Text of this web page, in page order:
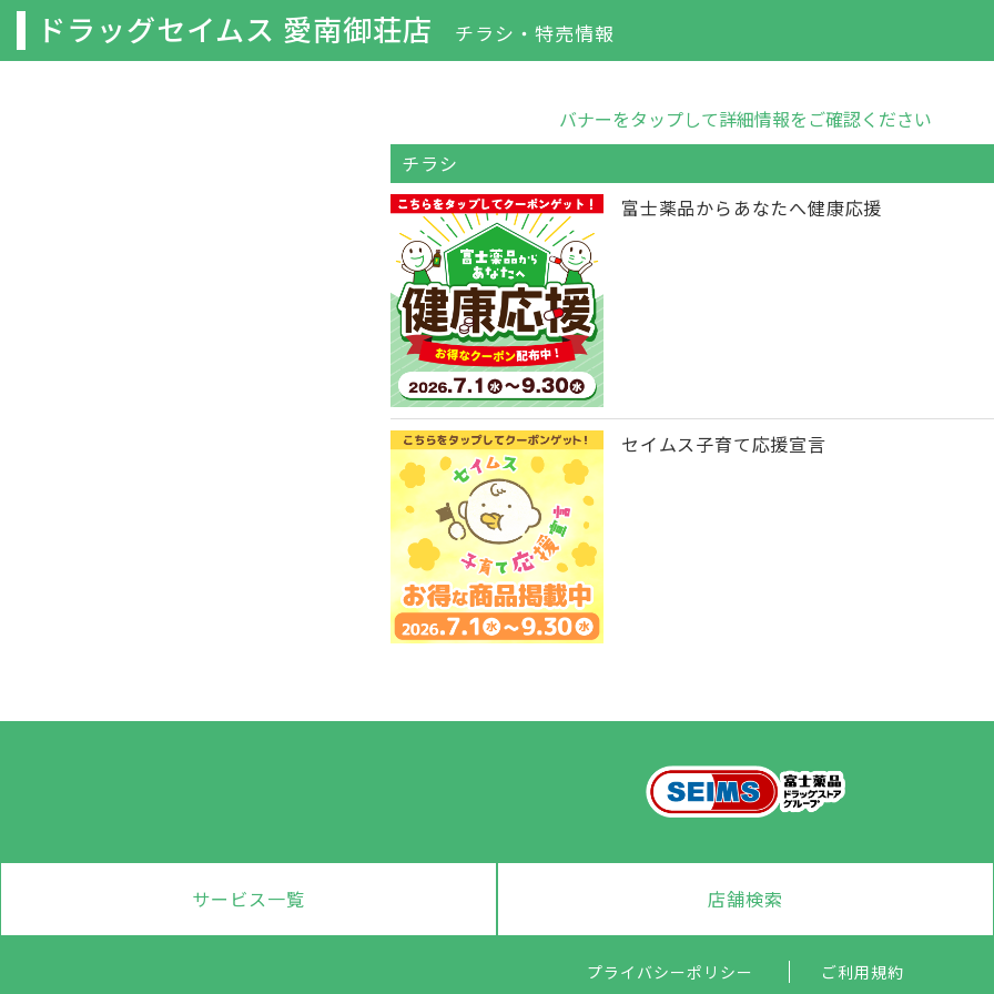
ドラッグセイムス 愛南御荘店 チラシ・特売情報
バナーをタップして詳細情報をご確認ください
チラシ
富士薬品からあなたへ健康応援
セイムス子育て応援宣言
サービス一覧 店舗検索
プライバシーポリシー ご利用規約